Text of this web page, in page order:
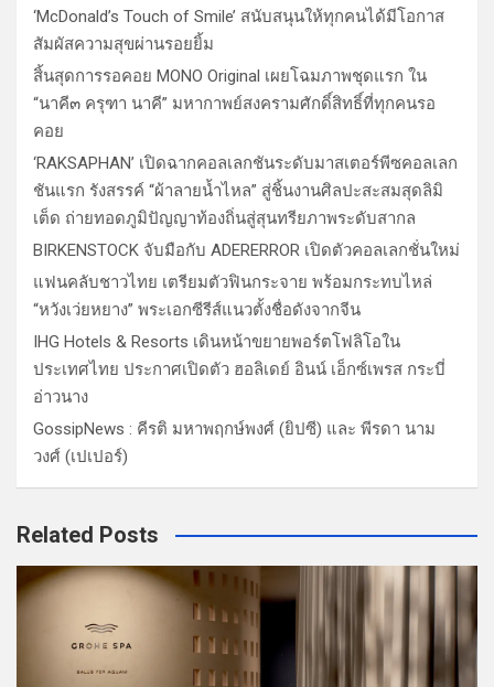
‘McDonald’s Touch of Smile’ สนับสนุนให้ทุกคนได้มีโอกาส
สัมผัสความสุขผ่านรอยยิ้ม
สิ้นสุดการรอคอย MONO Original เผยโฉมภาพชุดแรก ใน
“นาคี๓ ครุฑา นาคี” มหากาพย์สงครามศักดิ์สิทธิ์ที่ทุกคนรอ
คอย
‘RAKSAPHAN’ เปิดฉากคอลเลกชันระดับมาสเตอร์พีซคอลเลก
ชันแรก รังสรรค์ “ผ้าลายน้ำไหล” สู่ชิ้นงานศิลปะสะสมสุดลิมิ
เต็ด ถ่ายทอดภูมิปัญญาท้องถิ่นสู่สุนทรียภาพระดับสากล
BIRKENSTOCK จับมือกับ ADERERROR เปิดตัวคอลเลกชั่นใหม่
แฟนคลับชาวไทย เตรียมตัวฟินกระจาย พร้อมกระทบไหล่
“หวังเว่ยหยาง” พระเอกซีรีส์แนวตั้งชื่อดังจากจีน
IHG Hotels & Resorts เดินหน้าขยายพอร์ตโฟลิโอใน
ประเทศไทย ประกาศเปิดตัว ฮอลิเดย์ อินน์ เอ็กซ์เพรส กระบี่
อ่าวนาง
GossipNews : คีรติ มหาพฤกษ์พงศ์ (ยิปซี) และ พีรดา นาม
วงศ์ (เปเปอร์)
Related Posts